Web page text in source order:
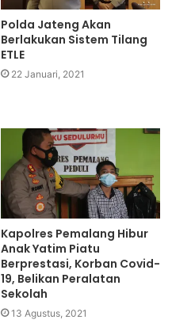
Polda Jateng Akan
Berlakukan Sistem Tilang
ETLE
22 Januari, 2021
Kapolres Pemalang Hibur
Anak Yatim Piatu
Berprestasi, Korban Covid-
19, Belikan Peralatan
Sekolah
13 Agustus, 2021